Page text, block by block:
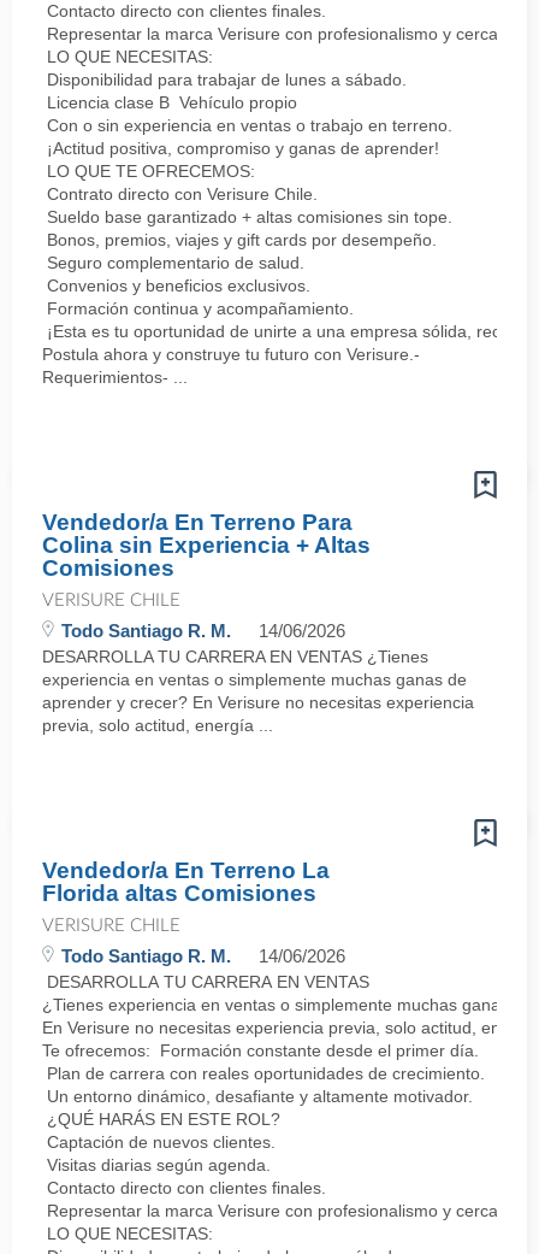
Contacto directo con clientes finales.
Representar la marca Verisure con profesionalismo y cercanía.
LO QUE NECESITAS:
Disponibilidad para trabajar de lunes a sábado.
Licencia clase B Vehículo propio
Con o sin experiencia en ventas o trabajo en terreno.
¡Actitud positiva, compromiso y ganas de aprender!
LO QUE TE OFRECEMOS:
Contrato directo con Verisure Chile.
Sueldo base garantizado + altas comisiones sin tope.
Bonos, premios, viajes y gift cards por desempeño.
Seguro complementario de salud.
Convenios y beneficios exclusivos.
Formación continua y acompañamiento.
¡Esta es tu oportunidad de unirte a una empresa sólida,
Postula ahora y construye tu futuro con Verisure.-
Requerimientos- ...
Vendedor/a En Terreno Para
Colina sin Experiencia + Altas
Comisiones
VERISURE CHILE
Todo Santiago R. M. 14/06/2026
DESARROLLA TU CARRERA EN VENTAS ¿Tienes
experiencia en ventas o simplemente muchas ganas de
aprender y crecer? En Verisure no necesitas experiencia
previa, solo actitud, energía ...
Vendedor/a En Terreno La
Florida altas Comisiones
VERISURE CHILE
Todo Santiago R. M. 14/06/2026
DESARROLLA TU CARRERA EN VENTAS
¿Tienes experiencia en ventas o simplemente muchas ganas
En Verisure no necesitas experiencia previa, solo actitud,
Te ofrecemos: Formación constante desde el primer día.
Plan de carrera con reales oportunidades de crecimiento.
Un entorno dinámico, desafiante y altamente motivador.
¿QUÉ HARÁS EN ESTE ROL?
Captación de nuevos clientes.
Visitas diarias según agenda.
Contacto directo con clientes finales.
Representar la marca Verisure con profesionalismo y cercanía.
LO QUE NECESITAS: